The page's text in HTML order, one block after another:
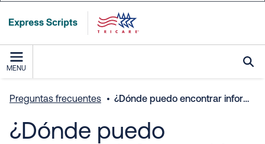
MENU
Preguntas frecuentes ¿Dónde puedo encontrar información detallada sobre pagos y facturas por los medicamentos que compré en los últimos 120 días a través del servicio de farmacia con entrega a domicilio de TRICARE?
¿Dónde puedo